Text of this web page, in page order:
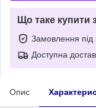
Що таке купити
Замовлення під
Доступна
Опис